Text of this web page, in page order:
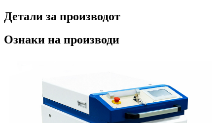
Детали за производот
Ознаки на производи